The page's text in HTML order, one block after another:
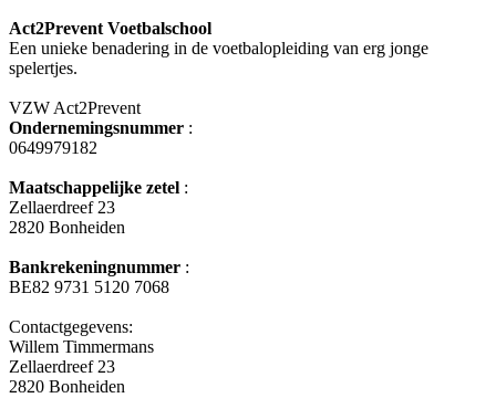
Act2Prevent Voetbalschool
Een unieke benadering in de voetbalopleiding van erg jonge
spelertjes.
VZW Act2Prevent
Ondernemingsnummer :
0649979182
Maatschappelijke zetel :
Zellaerdreef 23
2820 Bonheiden
Bankrekeningnummer :
BE82 9731 5120 7068
Contactgegevens:
Willem Timmermans
Zellaerdreef 23
2820 Bonheiden